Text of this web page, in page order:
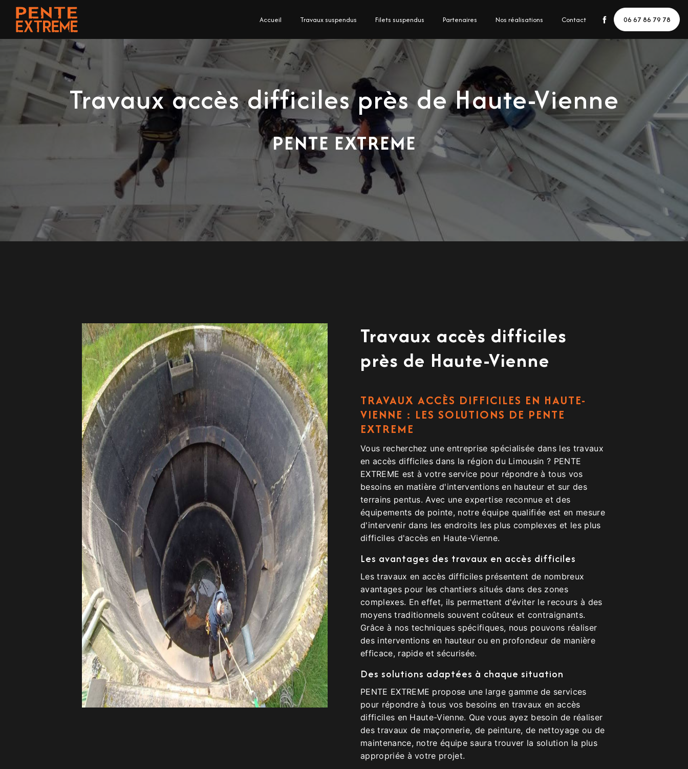
Accueil Travaux suspendus Filets suspendus Partenaires Nos réalisations Contact 06 67 86 79 78
Travaux accès difficiles près de Haute-Vienne
PENTE EXTREME
Travaux accès difficiles
près de Haute-Vienne
TRAVAUX ACCÈS DIFFICILES EN HAUTE-
VIENNE : LES SOLUTIONS DE PENTE
EXTREME
Vous recherchez une entreprise spécialisée dans les travaux
en accès difficiles dans la région du Limousin ? PENTE
EXTREME est à votre service pour répondre à tous vos
besoins en matière d'interventions en hauteur et sur des
terrains pentus. Avec une expertise reconnue et des
équipements de pointe, notre équipe qualifiée est en mesure
d'intervenir dans les endroits les plus complexes et les plus
difficiles d'accès en Haute-Vienne.
Les avantages des travaux en accès difficiles
Les travaux en accès difficiles présentent de nombreux
avantages pour les chantiers situés dans des zones
complexes. En effet, ils permettent d'éviter le recours à des
moyens traditionnels souvent coûteux et contraignants.
Grâce à nos techniques spécifiques, nous pouvons réaliser
des interventions en hauteur ou en profondeur de manière
efficace, rapide et sécurisée.
Des solutions adaptées à chaque situation
PENTE EXTREME propose une large gamme de services
pour répondre à tous vos besoins en travaux en accès
difficiles en Haute-Vienne. Que vous ayez besoin de réaliser
des travaux de maçonnerie, de peinture, de nettoyage ou de
maintenance, notre équipe saura trouver la solution la plus
appropriée à votre projet.
Panneau de gestion des cookies